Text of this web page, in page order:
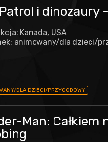
i dinozaury
Kanada, USA
animowany/dla dzieci/
DLA DZIECI/PRZYGODOWY
Man: Całkiem